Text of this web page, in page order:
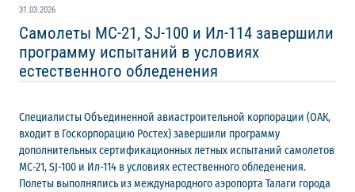
31.03.2026
Самолеты МС-21, SJ-100 и Ил-114 завершили
программу испытаний в условиях
естественного обледенения
Специалисты Объединенной авиастроительной корпорации (ОАК,
входит в Госкорпорацию Ростех) завершили программу
дополнительных сертификационных летных испытаний самолетов
МС-21, SJ-100 и Ил-114 в условиях естественного обледенения.
Полеты выполнялись из международного аэропорта Талаги города